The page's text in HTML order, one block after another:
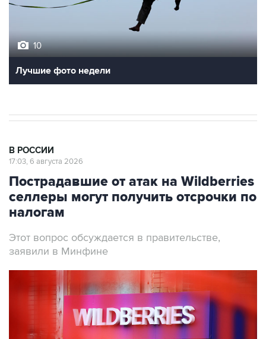
Лучшие фото недели
Пострадавшие от атак на Wildberries
селлеры могут получить отсрочки по
налогам
Этот вопрос обсуждается в правительстве,